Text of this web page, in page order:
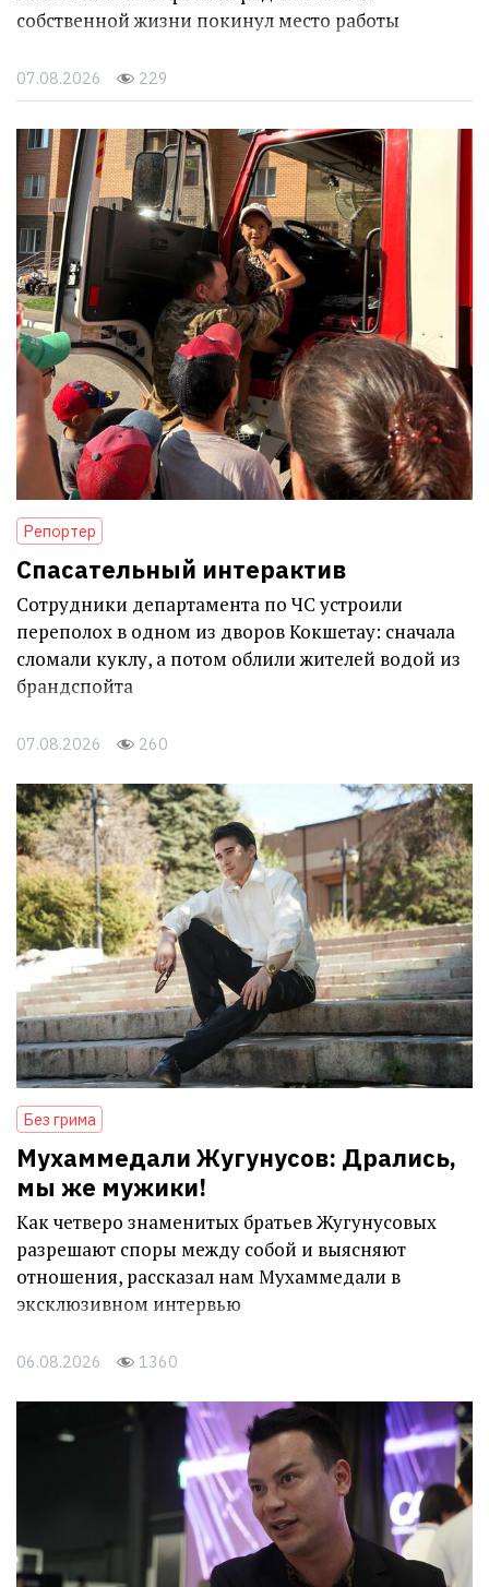
собственной жизни покинул место работы
07.08.2026 229
Репортер
Спасательный интерактив
Сотрудники департамента по ЧС устроили
переполох в одном из дворов Кокшетау: сначала
сломали куклу, а потом облили жителей водой из
брандспойта
07.08.2026 260
Без грима
Мухаммедали Жугунусов: Дрались,
мы же мужики!
Как четверо знаменитых братьев Жугунусовых
разрешают споры между собой и выясняют
отношения, рассказал нам Мухаммедали в
эксклюзивном интервью
06.08.2026 1360